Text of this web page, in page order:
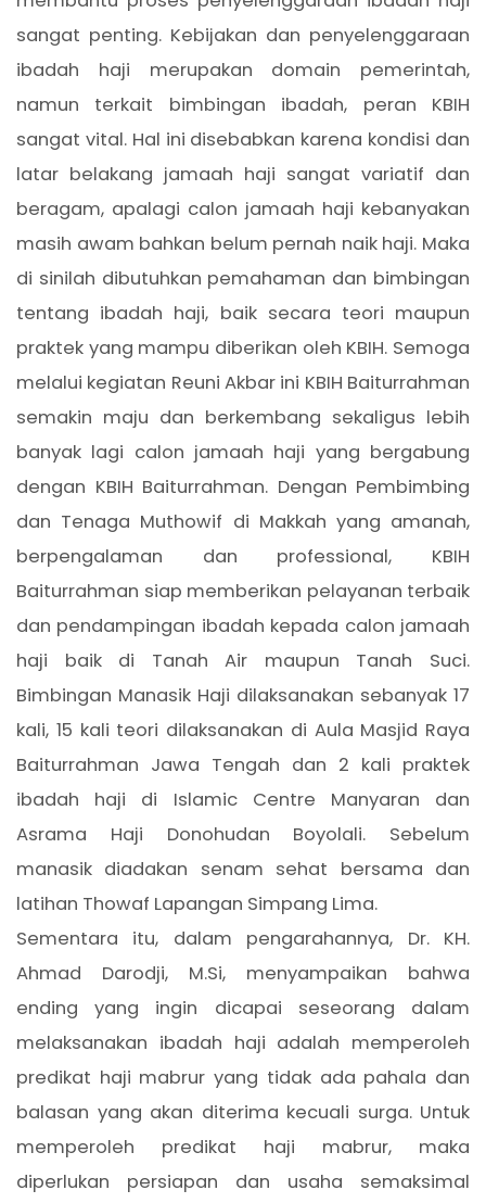
sangat penting. Kebijakan dan penyelenggaraan
ibadah haji merupakan domain pemerintah,
namun terkait bimbingan ibadah, peran KBIH
sangat vital. Hal ini disebabkan karena kondisi dan
latar belakang jamaah haji sangat variatif dan
beragam, apalagi calon jamaah haji kebanyakan
masih awam bahkan belum pernah naik haji. Maka
di sinilah dibutuhkan pemahaman dan bimbingan
tentang ibadah haji, baik secara teori maupun
praktek yang mampu diberikan oleh KBIH. Semoga
melalui kegiatan Reuni Akbar ini KBIH Baiturrahman
semakin maju dan berkembang sekaligus lebih
banyak lagi calon jamaah haji yang bergabung
dengan KBIH Baiturrahman. Dengan Pembimbing
dan Tenaga Muthowif di Makkah yang amanah,
berpengalaman dan professional, KBIH
Baiturrahman siap memberikan pelayanan terbaik
dan pendampingan ibadah kepada calon jamaah
haji baik di Tanah Air maupun Tanah Suci.
Bimbingan Manasik Haji dilaksanakan sebanyak 17
kali, 15 kali teori dilaksanakan di Aula Masjid Raya
Baiturrahman Jawa Tengah dan 2 kali praktek
ibadah haji di Islamic Centre Manyaran dan
Asrama Haji Donohudan Boyolali. Sebelum
manasik diadakan senam sehat bersama dan
latihan Thowaf Lapangan Simpang Lima.
Sementara itu, dalam pengarahannya, Dr. KH.
Ahmad Darodji, M.Si, menyampaikan bahwa
ending yang ingin dicapai seseorang dalam
melaksanakan ibadah haji adalah memperoleh
predikat haji mabrur yang tidak ada pahala dan
balasan yang akan diterima kecuali surga. Untuk
memperoleh predikat haji mabrur, maka
diperlukan persiapan dan usaha semaksimal